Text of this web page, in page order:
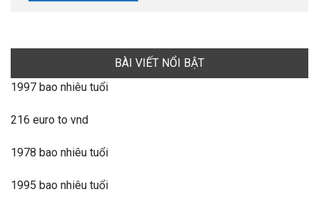
BÀI VIẾT NỔI BẬT
1997 bao nhiêu tuổi
216 euro to vnd
1978 bao nhiêu tuổi
1995 bao nhiêu tuổi